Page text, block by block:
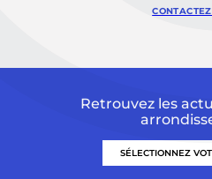
Retrouvez les